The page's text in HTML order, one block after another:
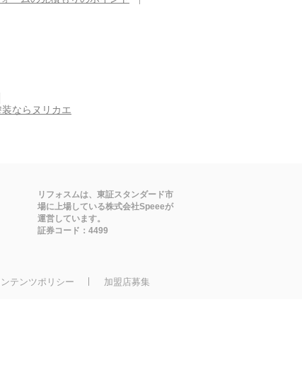
ならヌリカエ
リフォスムは、東証スタンダード市
場に上場している株式会社Speeeが
運営しています。
証券コード：4499
ンテンツポリシー 加盟店募集